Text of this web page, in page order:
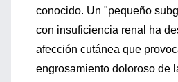
conocido. Un "pequeño
con insuficiencia renal ha
afección cutánea que
engrosamiento doloroso de